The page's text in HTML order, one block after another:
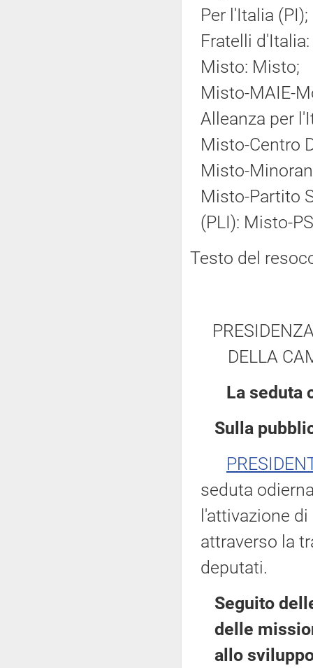
Per l'Italia (PI);
Fratelli d'Italia:
Misto: Misto;
Misto-MAIE-
Alleanza per
Misto-Centro
Misto-
Misto-Partito
(PLI): Misto-
Testo del
DELLA
La seduta
Sulla
seduta
l'attivazione
attraverso la
deputati.
Seguito
delle
allo